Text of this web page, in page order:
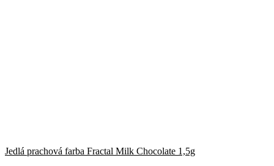
Jedlá prachová farba Fractal Milk Chocolate 1,5g